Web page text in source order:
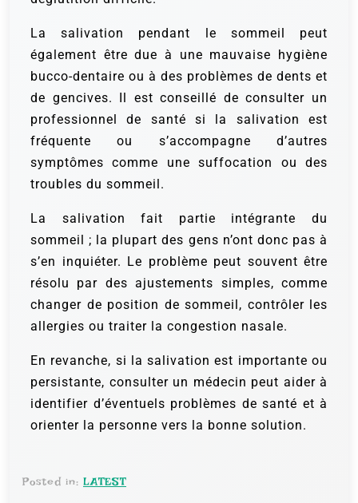
La salivation pendant le sommeil peut
également être due à une mauvaise hygiène
bucco-dentaire ou à des problèmes de dents et
de gencives. Il est conseillé de consulter un
professionnel de santé si la salivation est
fréquente ou s’accompagne d’autres
symptômes comme une suffocation ou des
troubles du sommeil.
La salivation fait partie intégrante du
sommeil ; la plupart des gens n’ont donc pas à
s’en inquiéter. Le problème peut souvent être
résolu par des ajustements simples, comme
changer de position de sommeil, contrôler les
allergies ou traiter la congestion nasale.
En revanche, si la salivation est importante ou
persistante, consulter un médecin peut aider à
identifier d’éventuels problèmes de santé et à
orienter la personne vers la bonne solution.
Posted in: LATEST